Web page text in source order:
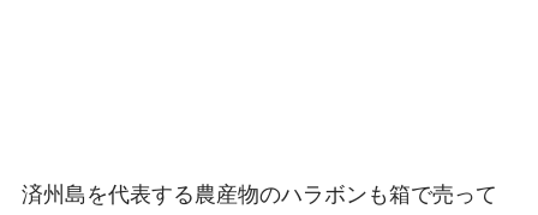
済州島を代表する農産物のハラボンも箱で売って